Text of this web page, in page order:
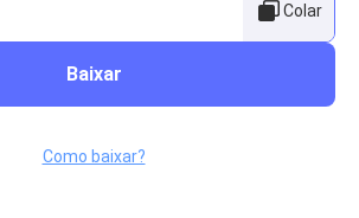
Colar
Baixar
Como baixar?